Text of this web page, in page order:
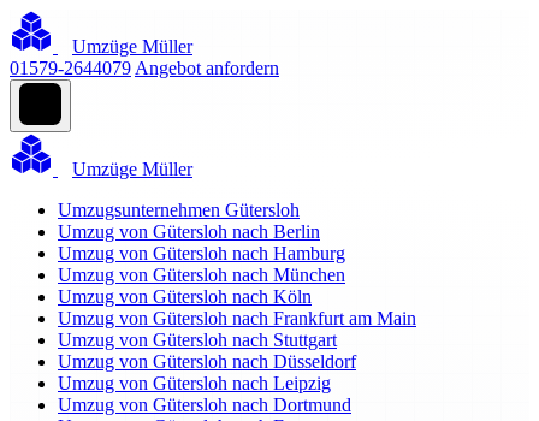
Umzüge Müller
01579-2644079 Angebot anfordern
Umzüge Müller
Umzugsunternehmen Gütersloh
Umzug von Gütersloh nach Berlin
Umzug von Gütersloh nach Hamburg
Umzug von Gütersloh nach München
Umzug von Gütersloh nach Köln
Umzug von Gütersloh nach Frankfurt am Main
Umzug von Gütersloh nach Stuttgart
Umzug von Gütersloh nach Düsseldorf
Umzug von Gütersloh nach Leipzig
Umzug von Gütersloh nach Dortmund